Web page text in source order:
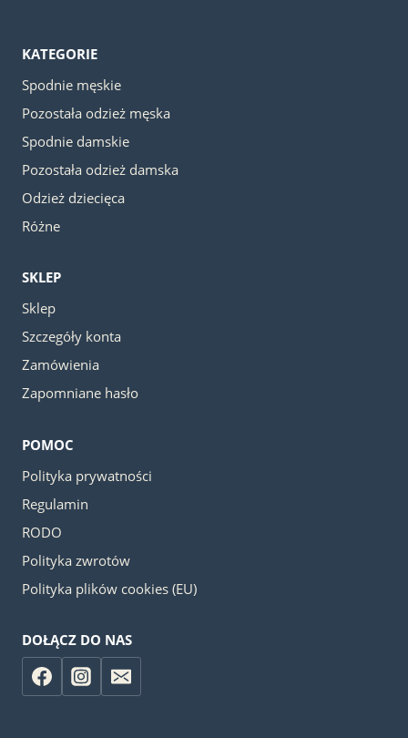
KATEGORIE
Spodnie męskie
Pozostała odzież męska
Spodnie damskie
Pozostała odzież damska
Odzież dziecięca
Różne
SKLEP
Sklep
Szczegóły konta
Zamówienia
Zapomniane hasło
POMOC
Polityka prywatności
Regulamin
RODO
Polityka zwrotów
Polityka plików cookies (EU)
DOŁĄCZ DO NAS